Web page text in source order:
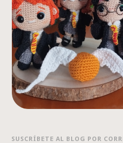
SUSCRÍBETE AL BLOG POR